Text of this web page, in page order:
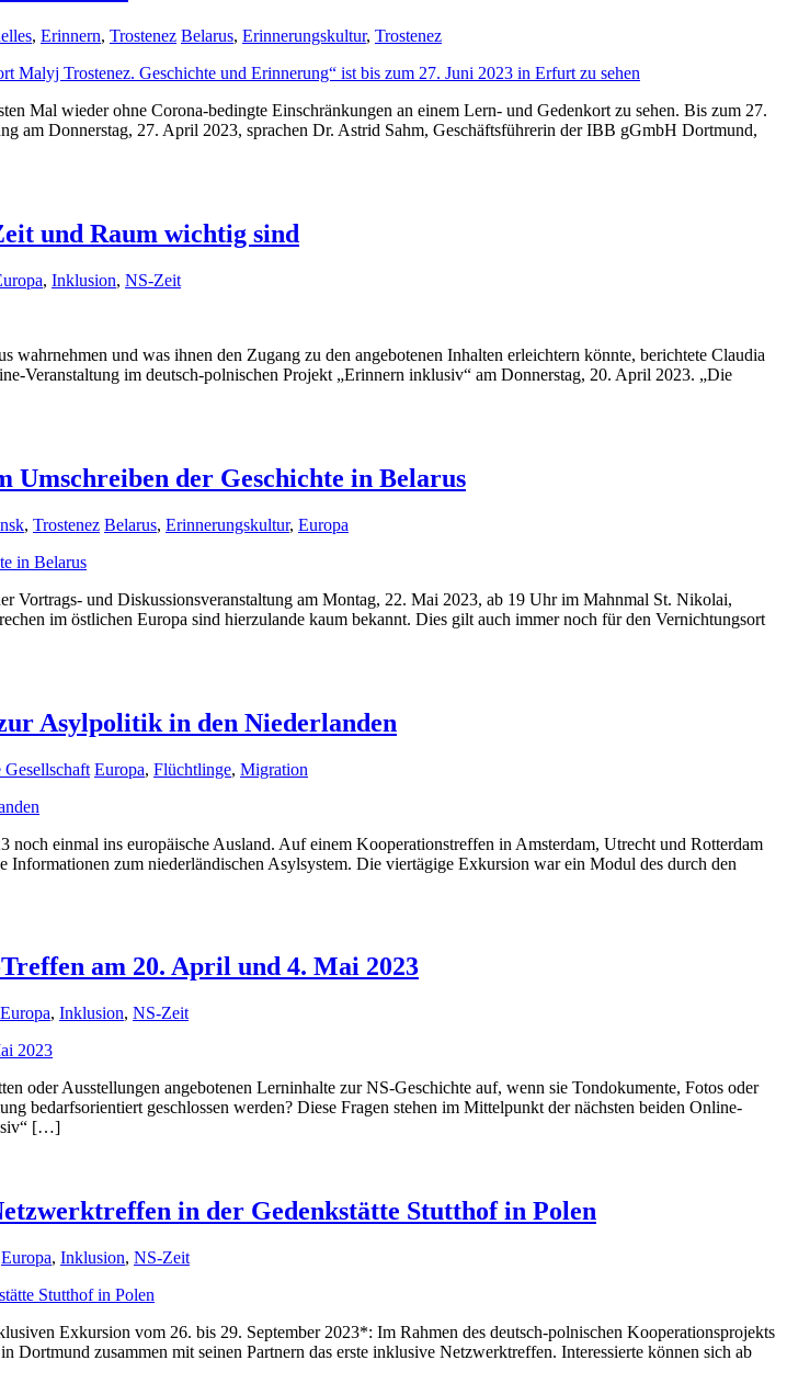
, Erinnern, Trostenez Belarus, Erinnerungskultur, Trostenez
Mal wieder ohne Corona-bedingte Einschränkungen an einem Lern- und Gedenkort zu sehen. Bis zum 27.
am Donnerstag, 27. April 2023, sprachen Dr. Astrid Sahm, Geschäftsführerin der IBB gGmbH Dortmund,
und Raum wichtig sind
, Inklusion, NS-Zeit
und was ihnen den Zugang zu den angebotenen Inhalten erleichtern könnte, berichtete Claudia
Veranstaltung im deutsch-polnischen Projekt „Erinnern inklusiv“ am Donnerstag, 20. April 2023. „Die
Umschreiben der Geschichte in Belarus
, Trostenez Belarus, Erinnerungskultur, Europa
Vortrags- und Diskussionsveranstaltung am Montag, 22. Mai 2023, ab 19 Uhr im Mahnmal St. Nikolai,
im östlichen Europa sind hierzulande kaum bekannt. Dies gilt auch immer noch für den Vernichtungsort
Asylpolitik in den Niederlanden
Gesellschaft Europa, Flüchtlinge, Migration
einmal ins europäische Ausland. Auf einem Kooperationstreffen in Amsterdam, Utrecht und Rotterdam
Informationen zum niederländischen Asylsystem. Die viertägige Exkursion war ein Modul des durch den
am 20. April und 4. Mai 2023
Europa, Inklusion, NS-Zeit
oder Ausstellungen angebotenen Lerninhalte zur NS-Geschichte auf, wenn sie Tondokumente, Fotos oder
bedarfsorientiert geschlossen werden? Diese Fragen stehen im Mittelpunkt der nächsten beiden Online-
[…]
in der Gedenkstätte Stutthof in Polen
Europa, Inklusion, NS-Zeit
Exkursion vom 26. bis 29. September 2023*: Im Rahmen des deutsch-polnischen Kooperationsprojekts
zusammen mit seinen Partnern das erste inklusive Netzwerktreffen. Interessierte können sich ab